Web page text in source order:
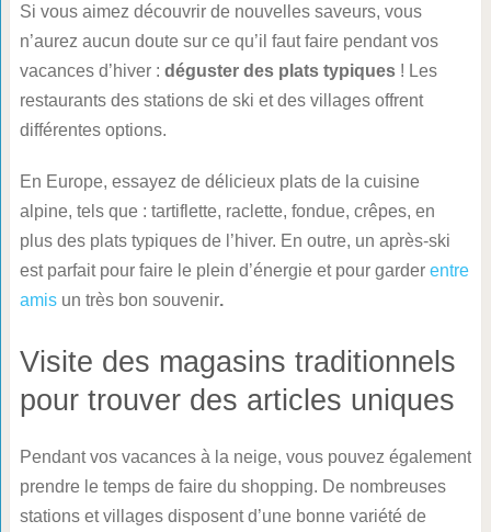
Si vous aimez découvrir de nouvelles saveurs, vous
n’aurez aucun doute sur ce qu’il faut faire pendant vos
vacances d’hiver : déguster des plats typiques! Les
restaurants des stations de ski et des villages offrent
différentes options.
En Europe, essayez de délicieux plats de la cuisine
alpine, tels que : tartiflette, raclette, fondue, crêpes, en
plus des plats typiques de l’hiver. En outre, un après-ski
est parfait pour faire le plein d’énergie et pour garder entre
amisun très bon souvenir.
Visite des magasins traditionnels
pour trouver des articles uniques
Pendant vos vacances à la neige, vous pouvez également
prendre le temps de faire du shopping. De nombreuses
stations et villages disposent d’une bonne variété de